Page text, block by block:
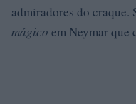
admiradores do craque.
mágico em Neymar que